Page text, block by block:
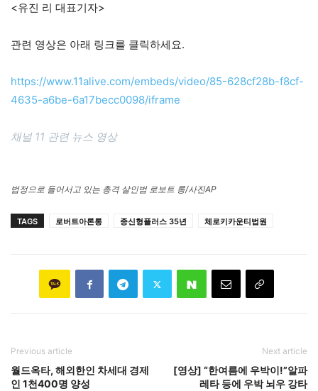
<유진 리 대표기자>
관련 영상은 아래 링크를 클릭하세요.
https://www.11alive.com/embeds/video/85-628cf28b-f8cf-
4635-a6be-6a17becc0098/iframe
채널 11 관련 뉴스 영상
법정으로 들어서고 있는 총격 살인범 로보트 롱/사진AP
TAGS 로버트아론롱 종신형플러스 35년 체로키카운티법원
Previous article
월드옥타, 해외한인 차세대 경제
인 1천400명 양성
Next article
[영상] “한여름에 우박이!”알파
레타 등에 우박 뇌우 강타